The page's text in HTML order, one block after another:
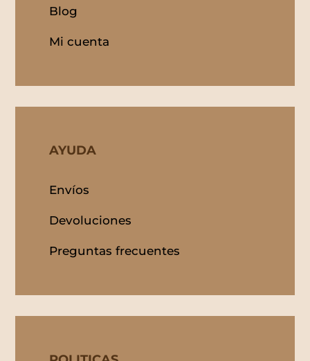
Blog
Mi cuenta
AYUDA
Envíos
Devoluciones
Preguntas frecuentes